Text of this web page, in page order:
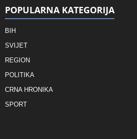
POPULARNA KATEGORIJA
BIH
SVIJET
REGION
POLITIKA
CRNA HRONIKA
SPORT